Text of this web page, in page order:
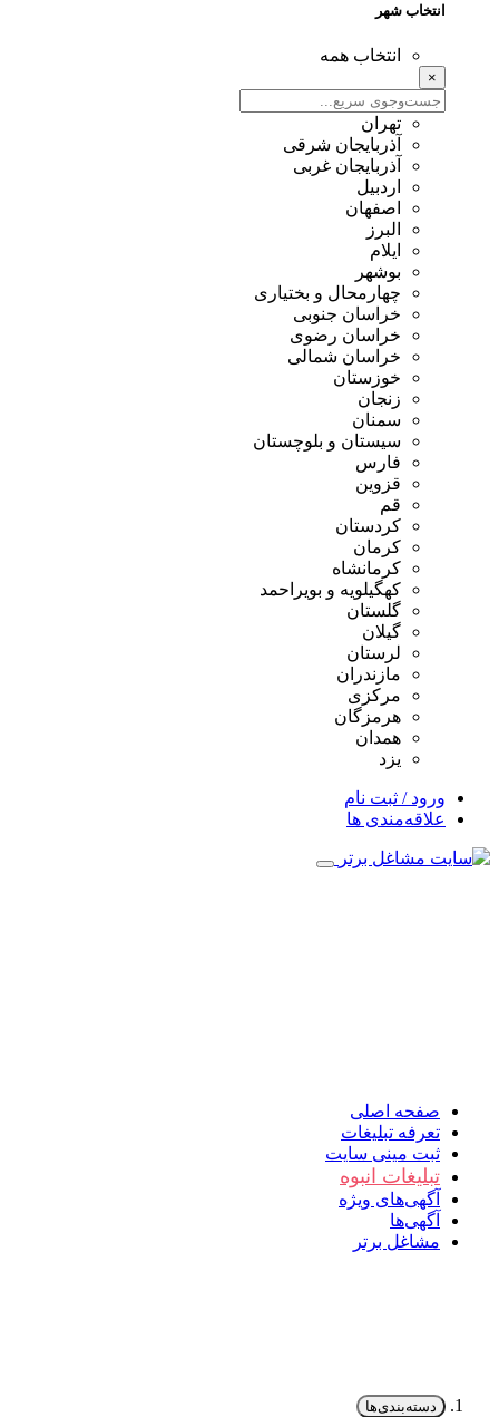
انتخاب شهر
انتخاب همه
×
تهران
آذربایجان شرقی
آذربایجان غربی
اردبیل
اصفهان
البرز
ایلام
بوشهر
چهارمحال و بختیاری
خراسان جنوبی
خراسان رضوی
خراسان شمالی
خوزستان
زنجان
سمنان
سیستان و بلوچستان
فارس
قزوین
قم
کردستان
کرمان
کرمانشاه
کهگیلویه و بویراحمد
گلستان
گیلان
لرستان
مازندران
مرکزی
هرمزگان
همدان
یزد
ورود / ثبت نام
علاقه‌مندی ها
صفحه اصلی
تعرفه تبلیغات
ثبت مینی سایت
تبلیغات انبوه
آگهی‌های ویژه
آگهی‌ها
مشاغل برتر
دسته‌بندی‌ها